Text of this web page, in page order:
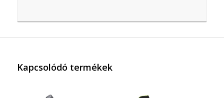
Kapcsolódó termékek